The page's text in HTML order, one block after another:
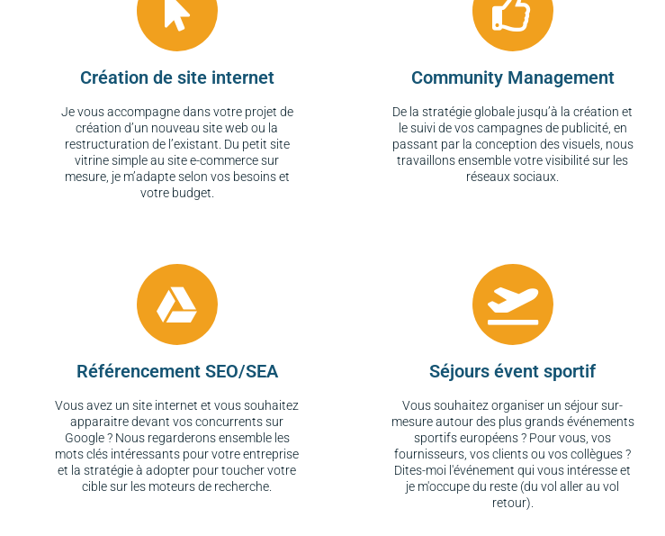
Création de site internet
Je vous accompagne dans votre projet de
création d’un nouveau site web ou la
restructuration de l’existant. Du petit site
vitrine simple au site e-commerce sur
mesure, je m’adapte selon vos besoins et
votre budget.
Community Management
De la stratégie globale jusqu’à la création et
le suivi de vos campagnes de publicité, en
passant par la conception des visuels, nous
travaillons ensemble votre visibilité sur les
réseaux sociaux.
Référencement SEO/SEA
Vous avez un site internet et vous souhaitez
apparaitre devant vos concurrents sur
Google ? Nous regarderons ensemble les
mots clés intéressants pour votre entreprise
et la stratégie à adopter pour toucher votre
cible sur les moteurs de recherche.
Séjours évent sportif
Vous souhaitez organiser un séjour sur-
mesure autour des plus grands événements
sportifs européens ? Pour vous, vos
fournisseurs, vos clients ou vos collègues ?
Dites-moi l'événement qui vous intéresse et
je m'occupe du reste (du vol aller au vol
retour).